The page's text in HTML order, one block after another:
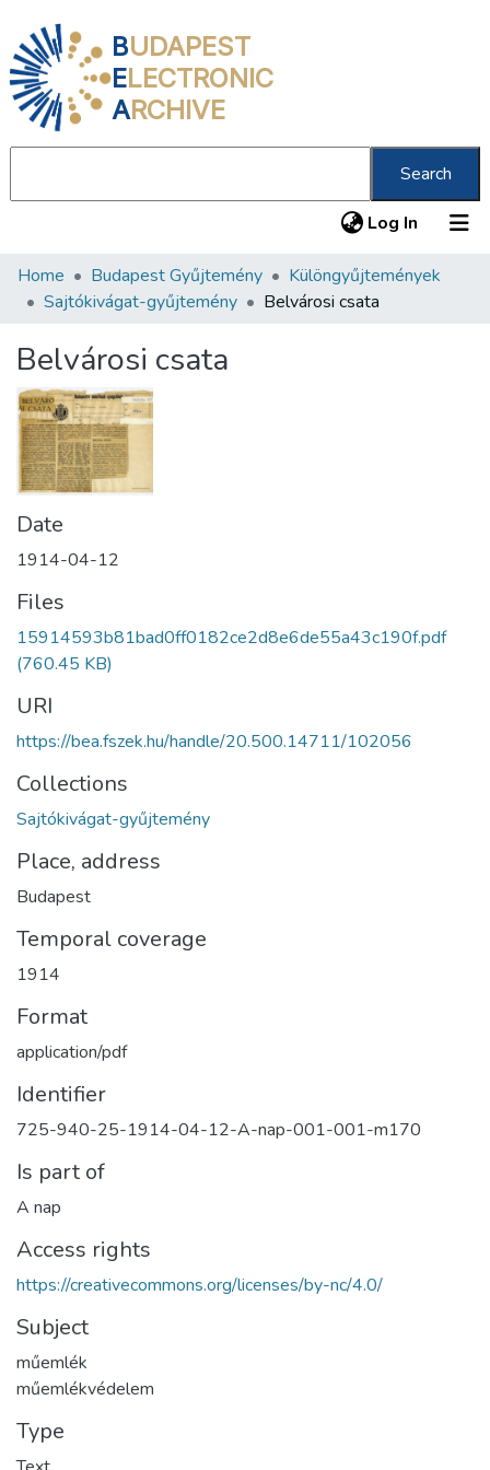
BUDAPEST
ELECTRONIC
ARCHIVE
Search
Log In (current)
Communities & Collections
Statistics
About us
Home Budapest Gyűjtemény
Különgyűjtemények
Sajtókivágat-gyűjtemény
Belvárosi csata
Belvárosi csata
Date
1914-04-12
Files
15914593b81bad0ff0182ce2d8e6de55a43c190f.pdf
(760.45 KB)
URI
https://bea.fszek.hu/handle/20.500.14711/102056
Collections
Sajtókivágat-gyűjtemény
Place, address
Budapest
Temporal coverage
1914
Format
application/pdf
Identifier
725-940-25-1914-04-12-A-nap-001-001-m170
Is part of
A nap
Access rights
https://creativecommons.org/licenses/by-nc/4.0/
Subject
műemlék
műemlékvédelem
Type